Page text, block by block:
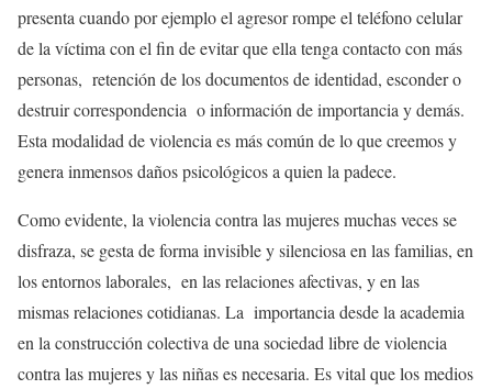
presenta cuando por ejemplo el agresor rompe el teléfono celular
de la víctima con el fin de evitar que ella tenga contacto con más
personas, retención de los documentos de identidad, esconder o
destruir correspondencia o información de importancia y demás.
Esta modalidad de violencia es más común de lo que creemos y
genera inmensos daños psicológicos a quien la padece.
Como evidente, la violencia contra las mujeres muchas veces se
disfraza, se gesta de forma invisible y silenciosa en las familias, en
los entornos laborales, en las relaciones afectivas, y en las
mismas relaciones cotidianas. La importancia desde la academia
en la construcción colectiva de una sociedad libre de violencia
contra las mujeres y las niñas es necesaria. Es vital que los medios